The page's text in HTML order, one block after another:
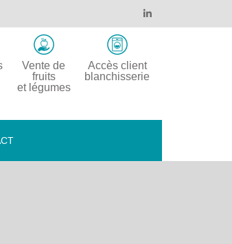
Vente de
fruits
et légumes
Accès client
blanchisserie